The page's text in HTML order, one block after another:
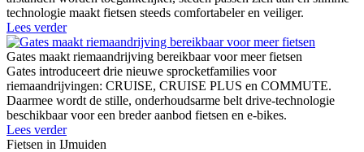
technologie maakt fietsen steeds comfortabeler en veiliger.
Lees verder
Gates maakt riemaandrijving bereikbaar voor meer fietsen
Gates introduceert drie nieuwe sprocketfamilies voor
riemaandrijvingen: CRUISE, CRUISE PLUS en COMMUTE.
Daarmee wordt de stille, onderhoudsarme belt drive-technologie
beschikbaar voor een breder aanbod fietsen en e-bikes.
Lees verder
Fietsen in IJmuiden